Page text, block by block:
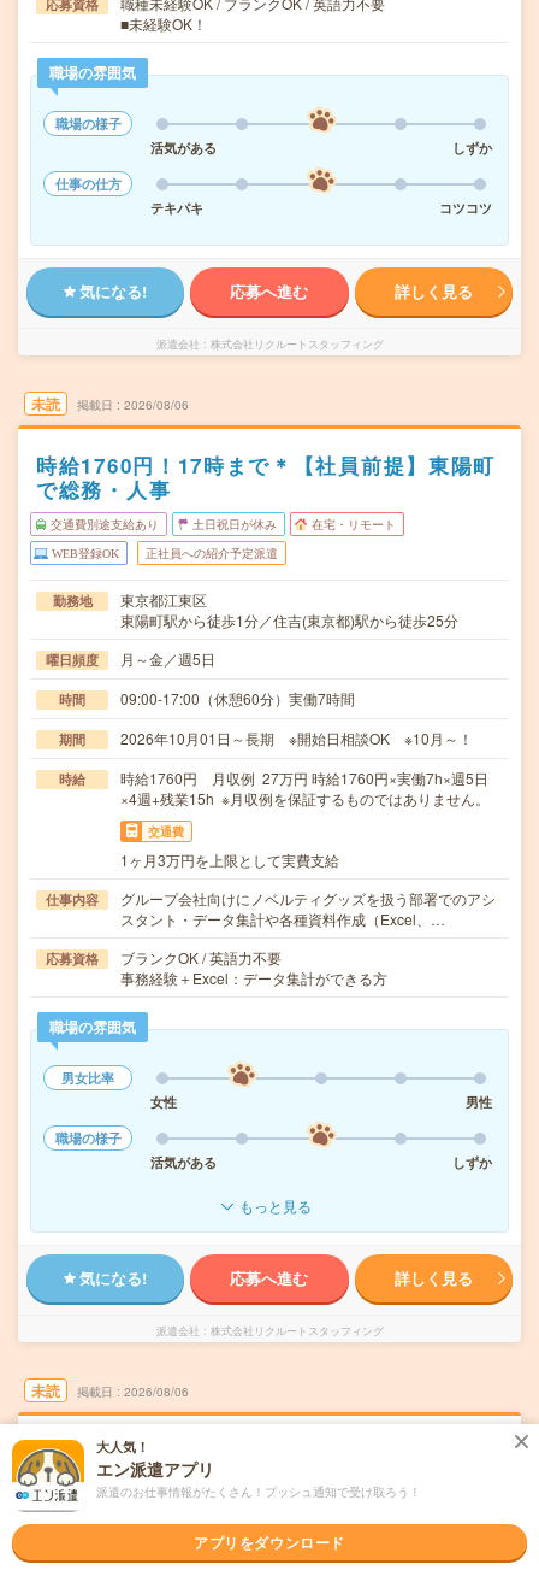
応募資格
■未経験OK！
職場の雰囲気
職場の様子
活気がある
しずか
仕事の仕方
テキパキ
コツコツ
気になる! 応募へ進む 詳しく見る
派遣会社 株式会社リクルートスタッフィング
未読 掲載日 2026/08/06
時給1760円！17時まで＊【社員前提】東陽町
で総務・人事
交通費別途支給あり 土日祝日が休み 在宅・リモート
WEB登録OK 正社員への紹介予定派遣
勤務地
東京都江東区
東陽町駅から徒歩1分／住吉(東京都)駅から徒歩25分
曜日頻度 月～金／週5日
時間 09:00-17:00（休憩60分）実働7時間
期間 2026年10月01日～長期 ※開始日相談OK ※10月～！
時給
時給1760円 月収例 27万円 時給1760円×実働7h×週5日
×4週+残業15h ※月収例を保証するものではありません。
交通費
1ヶ月3万円を上限として実費支給
仕事内容
グループ会社向けにノベルティグッズを扱う部署でのアシ
スタント・データ集計や各種資料作成（Excel、…
応募資格
ブランクOK / 英語力不要
事務経験＋Excel：データ集計ができる方
職場の雰囲気
男女比率
女性
男性
職場の様子
活気がある
しずか
もっと見る
気になる! 応募へ進む 詳しく見る
派遣会社 株式会社リクルートスタッフィング
未読 掲載日 2026/08/06
時給1850円！16時まで＊残業ほぼなし▼服装
自由＊渋谷での総務・人事・労務
交通費別途支給あり
勤務地
東京都渋谷区
大人気！
エン派遣アプリ
派遣のお仕事情報がたくさん！プッシュ通知で受け取ろう！
アプリをダウンロード